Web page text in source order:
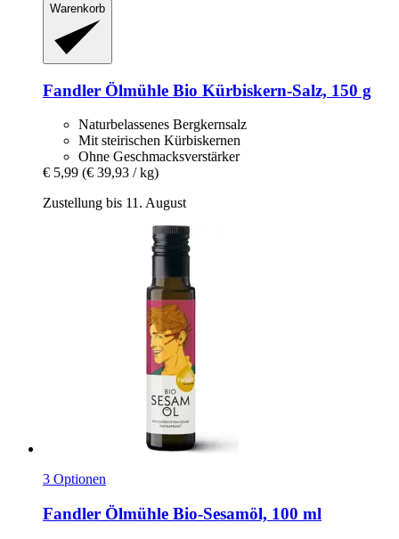
Warenkorb
Fandler Ölmühle Bio Kürbiskern-​Salz, 150 g
Naturbelassenes Bergkernsalz
Mit steirischen Kürbiskernen
Ohne Geschmacksverstärker
€ 5,99 (€ 39,93 / kg)
Zustellung bis 11. August
3 Optionen
Fandler Ölmühle Bio-​Sesamöl, 100 ml